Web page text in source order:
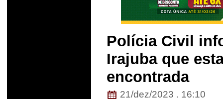
Polícia Civil
Irajuba que
encontrada
21/dez/2023 . 16:10